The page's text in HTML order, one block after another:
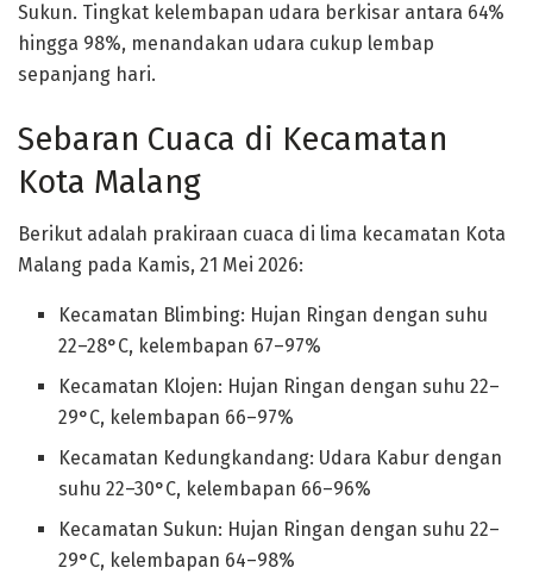
Sukun. Tingkat kelembapan udara berkisar antara 64%
hingga 98%, menandakan udara cukup lembap
sepanjang hari.
Sebaran Cuaca di Kecamatan
Kota Malang
Berikut adalah prakiraan cuaca di lima kecamatan Kota
Malang pada Kamis, 21 Mei 2026:
Kecamatan Blimbing: Hujan Ringan dengan suhu
22–28°C, kelembapan 67–97%
Kecamatan Klojen: Hujan Ringan dengan suhu 22–
29°C, kelembapan 66–97%
Kecamatan Kedungkandang: Udara Kabur dengan
suhu 22–30°C, kelembapan 66–96%
Kecamatan Sukun: Hujan Ringan dengan suhu 22–
29°C, kelembapan 64–98%